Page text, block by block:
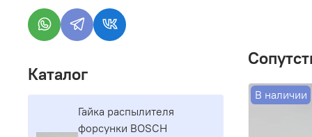
В наличии
Каталог
Гайка распылителя
форсунки BOSCH